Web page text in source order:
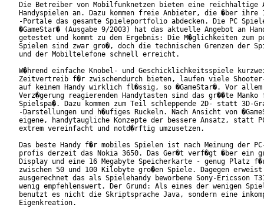
Die Betreiber von Mobilfunknetzen bieten eine reichhaltige
Handyspielen an. Dazu kommen freie Anbieter, die �ber
-Portale das gesamte Spieleportfolio abdecken. Die PC
�GameStar� (Ausgabe 9/2003) hat das aktuelle Angebot an
getestet und kommt zu dem Ergebnis: Die M�glichkeiten zum
Spielen sind zwar gro�, doch die technischen Grenzen der
und der Mobiltelefone schnell erreicht.
W�hrend einfache Knobel- und Geschicklichkeitsspiele
Zeitvertreib f�r zwischendurch bieten, laufen viele
auf keinem Handy wirklich fl�ssig, so �GameStar�. Vor
Verz�gerung reagierenden Handytasten sind das gr��te Manko
Spielspa�. Dazu kommen zum Teil schleppende 2D- statt 3D-
-Darstellungen und h�ufiges Ruckeln. Nach Ansicht von
eigene, handytaugliche Konzepte der bessere Ansatz, statt
extrem vereinfacht und notd�rftig umzusetzen.
Das beste Handy f�r mobiles Spielen ist nach Meinung der
profis derzeit das Nokia 3650. Das Ger�t verf�gt �ber ein
Display und eine 16 Megabyte Speicherkarte - genug Platz
zwischen 50 und 100 Kilobyte gro�en Spiele. Dagegen
ausgerechnet das als Spielehandy beworbene Sony-Ericsson
wenig empfehlenswert. Der Grund: Als eines der wenigen
benutzt es nicht die Skriptsprache Java, sondern eine
Eigenkreation.